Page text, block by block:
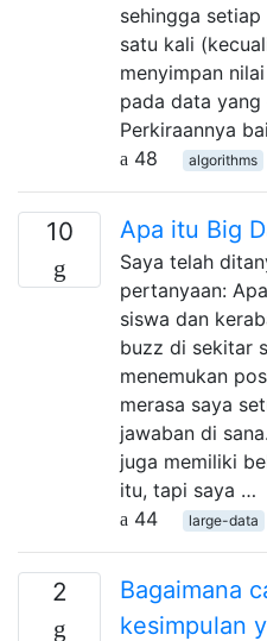
sehingga
satu kali
menyimpan
pada data yang
Perkiraannya
48
algorithms
10 Apa itu Big
Saya telah
pertanyaan:
siswa dan
buzz di sekitar
menemukan
merasa saya
jawaban di
juga memiliki
itu, tapi saya …
44
large-data
2
Bagaimana
kesimpulan